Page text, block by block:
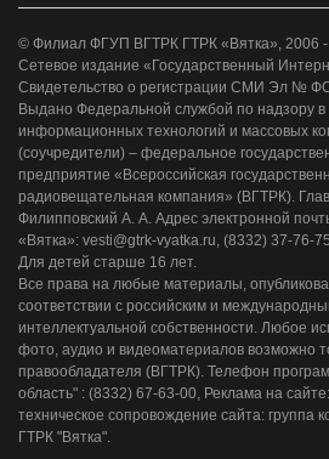
© Филиал ФГУП ВГТРК ГТРК «Вятка», 2006 -
Сетевое издание «Государственный
Свидетельство о регистрации СМИ Эл №
Выдано Федеральной службой по надзору в
информационных технологий и массовых
(соучредители) – федеральное
предприятие «Всероссийская
радиовещательная компания» (ВГТРК).
Филипповский А. А. Адрес электронной
«Вятка»: vesti@gtrk-vyatka.ru, (8332) 37-76-75.
Для детей старше 16 лет.
Все права на любые материалы,
соответствии с российским и
интеллектуальной собственности. Любое
фото, аудио и видеоматериалов возможно
правообладателя (ВГТРК). Телефон
область" : (8332) 67-63-00, Реклама на
техническое сопровождение сайта: группа
ГТРК "Вятка".